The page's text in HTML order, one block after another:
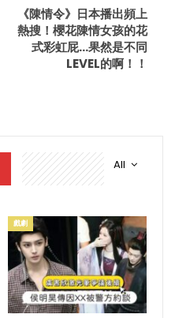
《陳情令》日本播出頻上
熱搜！櫻花陳情女孩的花
式彩虹屁…果然是不同
LEVEL的啊！！
All
戲劇